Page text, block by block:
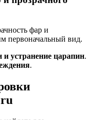
фар и
первоначальный вид.
и устранение царапин.
.